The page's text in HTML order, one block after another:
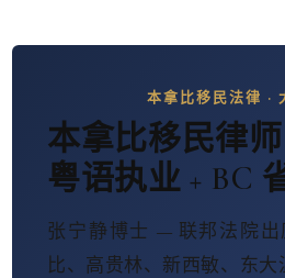
本拿比移民法律 ·
本拿比移民律
粤语执业 + BC
张宁静博士 — 联邦法院
比、高贵林、新西敏、东大